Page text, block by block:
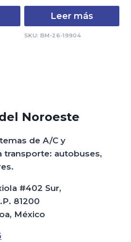
Leer más
SKU: BM-26-19904
Noroeste
de A/C y
transporte: autobuses,
#402 Sur,
81200
México